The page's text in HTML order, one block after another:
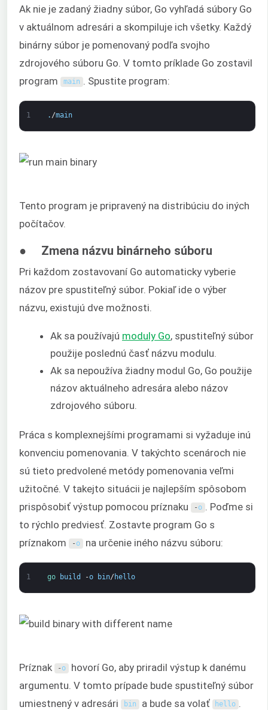
Ak nie je zadaný žiadny súbor, Go vyhľadá súbory Go
v aktuálnom adresári a skompiluje ich všetky. Každý
binárny súbor je pomenovaný podľa svojho
zdrojového súboru Go. V tomto príklade Go zostavil
program
main . Spustite program:
1 . /main
Tento program je pripravený na distribúciu do iných
počítačov.
● Zmena názvu binárneho súboru
Pri každom zostavovaní Go automaticky vyberie
názov pre spustiteľný súbor. Pokiaľ ide o výber
názvu, existujú dve možnosti.
Ak sa používajú moduly Go, spustiteľný súbor
použije poslednú časť názvu modulu.
Ak sa nepoužíva žiadny modul Go, Go použije
názov aktuálneho adresára alebo názov
zdrojového súboru.
Práca s komplexnejšími programami si vyžaduje inú
konvenciu pomenovania. V takýchto scenároch nie
sú tieto predvolené metódy pomenovania veľmi
užitočné. V takejto situácii je najlepším spôsobom
prispôsobiť výstup pomocou príznaku
- o . Poďme si
to rýchlo predviesť. Zostavte program Go s
príznakom
- o na určenie iného názvu súboru:
1 go build -o bin/ hello
Príznak - o hovorí Go, aby priradil výstup k danému
argumentu. V tomto prípade bude spustiteľný súbor
umiestnený v adresári
bin a bude sa volať hello